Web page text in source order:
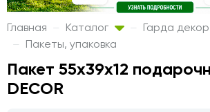
Главная Каталог
Гарда декор
Пакеты, упаковка
Пакет 55х39х12
DECOR